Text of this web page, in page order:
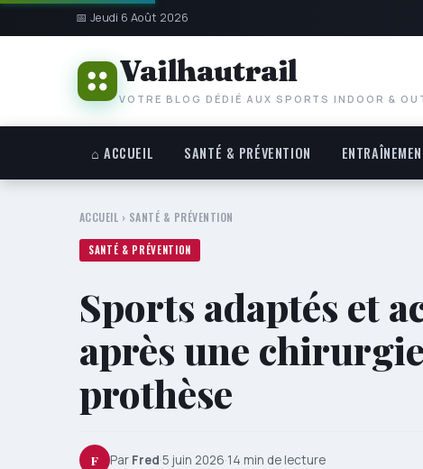
📅 Jeudi 6 Août 2026
Vailhautrail
VOTRE BLOG DÉDIÉ AUX SPORTS INDOOR &
⌂ ACCUEIL SANTÉ & PRÉVENTION
ACCUEIL › SANTÉ & PRÉVENTION
SANTÉ & PRÉVENTION
Sports adaptés et
après une
prothèse
F Par Fred·5 juin 2026·14 min de lecture